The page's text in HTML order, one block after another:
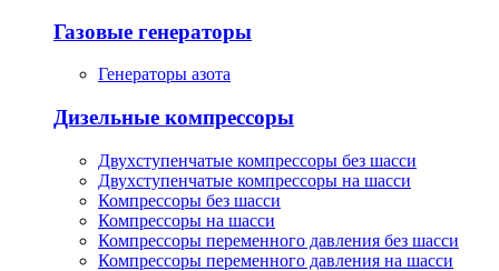
Газовые генераторы
Генераторы азота
Дизельные компрессоры
Двухступенчатые компрессоры без шасси
Двухступенчатые компрессоры на шасси
Компрессоры без шасси
Компрессоры на шасси
Компрессоры переменного давления без шасси
Компрессоры переменного давления на шасси